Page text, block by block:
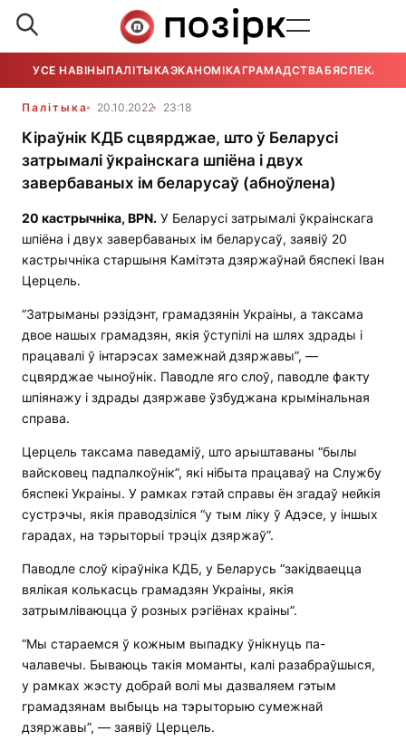
УСЕ НАВІНЫПАЛІТЫКАЭКАНОМІКАГРАМАДСТВАБЯСПЕКА
Палітыка 20.10.2022 23:18
Кіраўнік КДБ сцвярджае, што ў Беларусі
затрымалі ўкраінскага шпіёна і двух
завербаваных ім беларусаў (абноўлена)
20 кастрычніка, BPN. У Беларусі затрымалі ўкраінскага
шпіёна і двух завербаваных ім беларусаў, заявіў 20
кастрычніка старшыня Камітэта дзяржаўнай бяспекі Іван
Церцель.
“Затрыманы рэзідэнт, грамадзянін Украіны, а таксама
двое нашых грамадзян, якія ўступілі на шлях здрады і
працавалі ў інтарэсах замежнай дзяржавы”, —
сцвярджае чыноўнік. Паводле яго слоў, паводле факту
шпіянажу і здрады дзяржаве ўзбуджана крымінальная
справа.
Церцель таксама паведаміў, што арыштаваны “былы
вайсковец падпалкоўнік”, які нібыта працаваў на Службу
бяспекі Украіны. У рамках гэтай справы ён згадаў нейкія
сустрэчы, якія праводзіліся “у тым ліку ў Адэсе, у іншых
гарадах, на тэрыторыі трэціх дзяржаў”.
Паводле слоў кіраўніка КДБ, у Беларусь “закідваецца
вялікая колькасць грамадзян Украіны, якія
затрымліваюцца ў розных рэгіёнах краіны”.
“Мы стараемся ў кожным выпадку ўнікнуць па-
чалавечы. Бываюць такія моманты, калі разабраўшыся,
у рамках жэсту добрай волі мы дазваляем гэтым
грамадзянам выбыць на тэрыторыю сумежнай
дзяржавы”, — заявіў Церцель.